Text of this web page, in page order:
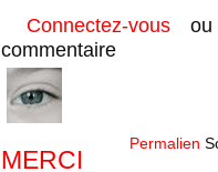
Connectez-vous
commentaire
Permalien
MERCI